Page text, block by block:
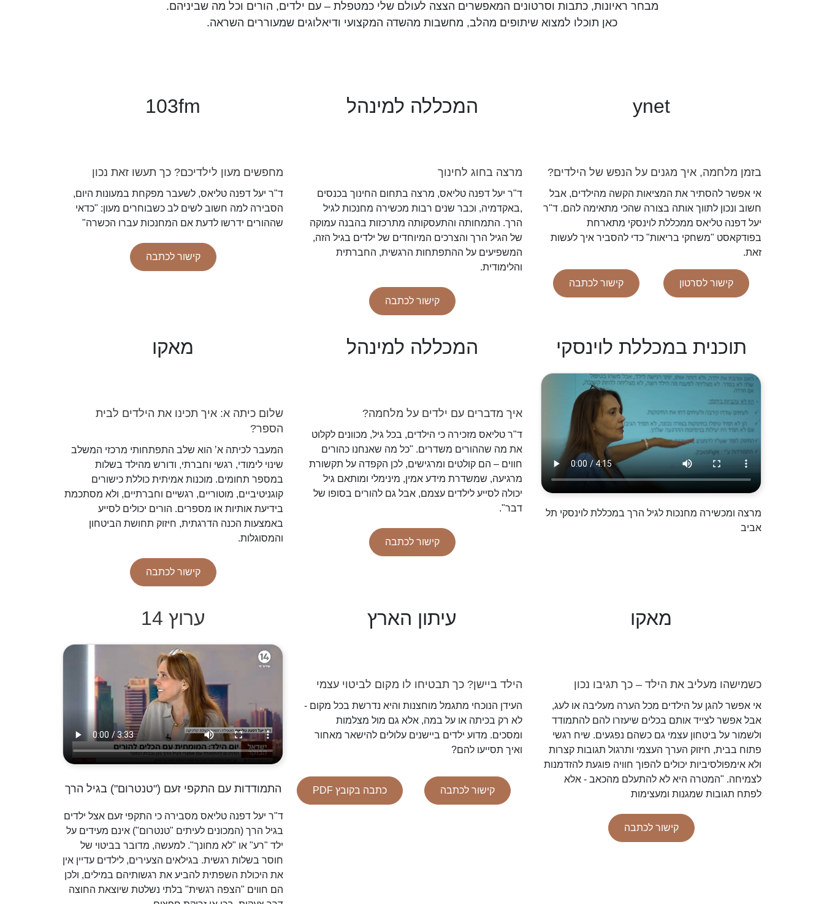
מבחר ראיונות, כתבות וסרטונים המאפשרים הצצה לעולם שלי כמטפלת – עם ילדים, הורים וכל מה שביניהם.
כאן תוכלו למצוא שיתופים מהלב, מחשבות מהשדה המקצועי ודיאלוגים שמעוררים השראה.
ynet
בזמן מלחמה, איך מגנים על הנפש של הילדים?
אי אפשר להסתיר את המציאות הקשה מהילדים, אבל
חשוב ונכון לתווך אותה בצורה שהכי מתאימה להם. ד"ר
יעל דפנה טליאס ממכללת לוינסקי מתארחת
בפודקאסט "משחקי בריאות" כדי להסביר איך לעשות
זאת.
קישור לסרטון קישור לכתבה
המכללה למינהל
מרצה בחוג לחינוך
ד"ר יעל דפנה טליאס, מרצה בתחום החינוך בכנסים
,באקדמיה, וכבר שנים רבות מכשירה מחנכות לגיל
הרך. התמחותה והתעסקותה מתרכזות בהבנה עמוקה
של הגיל הרך והצרכים המיוחדים של ילדים בגיל הזה,
המשפיעים על ההתפתחות הרגשית, החברתית
והלימודית.
קישור לכתבה
103fm
מחפשים מעון לילדיכם? כך תעשו זאת נכון
ד"ר יעל דפנה טליאס, לשעבר מפקחת במעונות היום,
הסבירה למה חשוב לשים לב כשבוחרים מעון: "כדאי
שההורים ידרשו לדעת אם המחנכות עברו הכשרה"
קישור לכתבה
תוכנית במכללת לוינסקי
מרצה ומכשירה מחנכות לגיל הרך במכללת לוינסקי תל
אביב
המכללה למינהל
איך מדברים עם ילדים על מלחמה?
ד"ר טליאס מזכירה כי הילדים, בכל גיל, מכוונים לקלוט
את מה שההורים משדרים. "כל מה שאנחנו כהורים
חווים – הם קולטים ומרגישים, לכן הקפדה על תקשורת
מרגיעה, שמשדרת מידע אמין, מינימלי ומותאם גיל
יכולה לסייע לילדים עצמם, אבל גם להורים בסופו של
דבר".
קישור לכתבה
מאקו
שלום כיתה א: איך תכינו את הילדים לבית
הספר?
המעבר לכיתה א’ הוא שלב התפתחותי מרכזי המשלב
שינוי לימודי, רגשי וחברתי, ודורש מהילד בשלות
במספר תחומים. מוכנות אמיתית כוללת כישורים
קוגניטיביים, מוטוריים, רגשיים וחברתיים, ולא מסתכמת
בידיעת אותיות או מספרים. הורים יכולים לסייע
באמצעות הכנה הדרגתית, חיזוק תחושת הביטחון
והמסוגלות.
קישור לכתבה
מאקו
כשמישהו מעליב את הילד – כך תגיבו נכון
אי אפשר להגן על הילדים מכל הערה מעליבה או לעג,
אבל אפשר לצייד אותם בכלים שיעזרו להם להתמודד
ולשמור על ביטחון עצמי גם כשהם נפגעים. שיח רגשי
פתוח בבית, חיזוק הערך העצמי ותרגול תגובות קצרות
ולא אימפולסיביות יכולים להפוך חוויה פוגעת להזדמנות
לצמיחה. "המטרה היא לא להתעלם מהכאב - אלא
לפתח תגובות שמגנות ומעצימות
קישור לכתבה
עיתון הארץ
הילד ביישן? כך תבטיחו לו מקום לביטוי עצמי
העידן הנוכחי מתגמל מוחצנות והיא נדרשת בכל מקום -
לא רק בכיתה או על במה, אלא גם מול מצלמות
ומסכים. מדוע ילדים ביישנים עלולים להישאר מאחור
ואיך תסייעו להם?
קישור לכתבה כתבה בקובץ PDF
ערוץ 14
התמודדות עם התקפי זעם ("טנטרום") בגיל הרך
ד"ר יעל דפנה טליאס מסבירה כי התקפי זעם אצל ילדים
בגיל הרך (המכונים לעיתים "טנטרום") אינם מעידים על
ילד "רע" או "לא מחונך". למעשה, מדובר בביטוי של
חוסר בשלות רגשית. בגילאים הצעירים, לילדים עדיין אין
את היכולת השפתית להביע את רגשותיהם במילים, ולכן
הם חווים "הצפה רגשית" בלתי נשלטת שיוצאת החוצה